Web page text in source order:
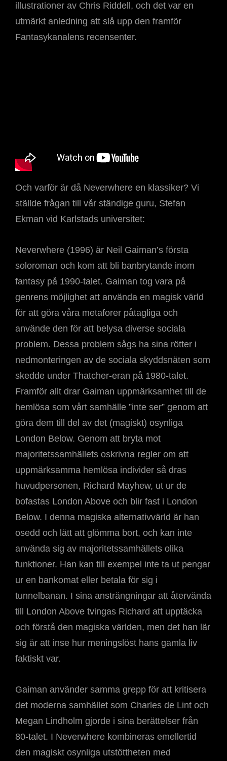
illustrationer av Chris Riddell, och det var en
utmärkt anledning att slå upp den framför
Fantasykanalens recensenter.
Och varför är då Neverwhere en klassiker? Vi
ställde frågan till vår ständige guru, Stefan
Ekman vid Karlstads universitet:
Neverwhere (1996) är Neil Gaiman’s första
soloroman och kom att bli banbrytande inom
fantasy på 1990-talet. Gaiman tog vara på
genrens möjlighet att använda en magisk värld
för att göra våra metaforer påtagliga och
använde den för att belysa diverse sociala
problem. Dessa problem sågs ha sina rötter i
nedmonteringen av de sociala skyddsnäten som
skedde under Thatcher-eran på 1980-talet.
Framför allt drar Gaiman uppmärksamhet till de
hemlösa som vårt samhälle ”inte ser” genom att
göra dem till del av det (magiskt) osynliga
London Below. Genom att bryta mot
majoritetssamhällets oskrivna regler om att
uppmärksamma hemlösa individer så dras
huvudpersonen, Richard Mayhew, ut ur de
bofastas London Above och blir fast i London
Below. I denna magiska alternativvärld är han
osedd och lätt att glömma bort, och kan inte
använda sig av majoritetssamhällets olika
funktioner. Han kan till exempel inte ta ut pengar
ur en bankomat eller betala för sig i
tunnelbanan. I sina ansträngningar att återvända
till London Above tvingas Richard att upptäcka
och förstå den magiska världen, men det han lär
sig är att inse hur meningslöst hans gamla liv
faktiskt var.
Gaiman använder samma grepp för att kritisera
det moderna samhället som Charles de Lint och
Megan Lindholm gjorde i sina berättelser från
80-talet. I Neverwhere kombineras emellertid
den magiskt osynliga utstöttheten med